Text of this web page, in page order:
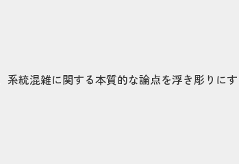
統混雑に関する本質的な論点を浮き彫りに